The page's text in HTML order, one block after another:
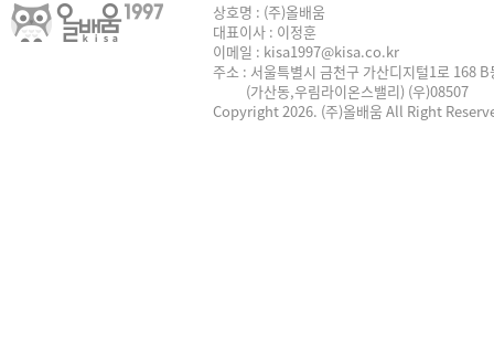
상호명 : (주)올배움
대표이사 : 이정훈
이메일 : kisa1997@kisa.co.kr
주소 : 서울특별시 금천구 가산디지털1로 168
(가산동,우림라이온스밸리) (우)08507
Copyright 2026. (주)올배움 All Right